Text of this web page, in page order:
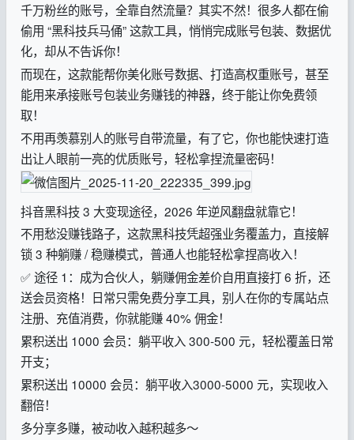
千万粉丝的账号，全靠自然流量？其实不然！很多人都在偷
偷用 “黑科技兵马俑” 这款工具，悄悄完成账号包装、数据优
化，却从不告诉你！
而现在，这款能帮你美化账号数据、打造高权重账号，甚至
能用来承接账号包装业务赚钱的神器，终于能让你免费领
取！
不用再羡慕别人的账号自带流量，有了它，你也能快速打造
出让人眼前一亮的优质账号，轻松拿捏流量密码！
抖音黑科技 3 大变现途径，2026 年逆风翻盘就靠它！
不用愁没赚钱路子，这款黑科技凭超强业务覆盖力，直接解
锁 3 种躺赚 / 稳赚模式，普通人也能轻松拿捏高收入！
✅ 途径 1：成为合伙人，躺赚佣金差价自用直接打 6 折，还
送会员资格！日常只需免费分享工具，别人在你的专属站点
注册、充值消费，你就能赚 40% 佣金！
累积送出 1000 会员：躺平收入 300-500 元，轻松覆盖日常
开支；
累积送出 10000 会员：躺平收入3000-5000 元，实现收入
翻倍！
多分享多赚，被动收入越积越多～